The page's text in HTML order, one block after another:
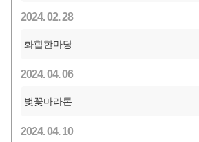
2024. 02. 28
화합한마당
2024. 04. 06
벚꽃마라톤
2024. 04. 10